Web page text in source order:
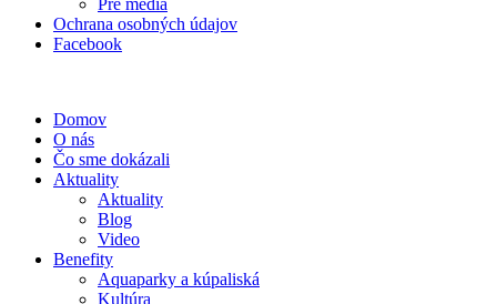
Pre médiá
Ochrana osobných údajov
Facebook
Domov
O nás
Čo sme dokázali
Aktuality
Aktuality
Blog
Video
Benefity
Aquaparky a kúpaliská
Kultúra